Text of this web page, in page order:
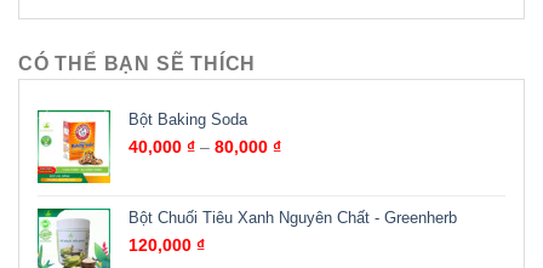
CÓ THỂ BẠN SẼ THÍCH
Bột Baking Soda
40,000 ₫ – 80,000 ₫
Bột Chuối Tiêu Xanh Nguyên Chất - Greenherb
120,000 ₫